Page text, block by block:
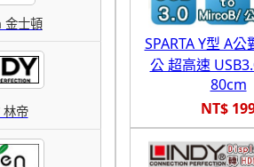
士頓
帝
SPARTA Y型 A
公 超高速
80cm
NT$